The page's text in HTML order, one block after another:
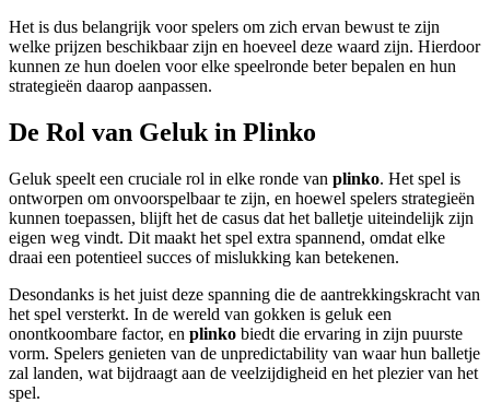
Het is dus belangrijk voor spelers om zich ervan bewust te zijn
welke prijzen beschikbaar zijn en hoeveel deze waard zijn. Hierdoor
kunnen ze hun doelen voor elke speelronde beter bepalen en hun
strategieën daarop aanpassen.
De Rol van Geluk in Plinko
Geluk speelt een cruciale rol in elke ronde van plinko. Het spel is
ontworpen om onvoorspelbaar te zijn, en hoewel spelers strategieën
kunnen toepassen, blijft het de casus dat het balletje uiteindelijk zijn
eigen weg vindt. Dit maakt het spel extra spannend, omdat elke
draai een potentieel succes of mislukking kan betekenen.
Desondanks is het juist deze spanning die de aantrekkingskracht van
het spel versterkt. In de wereld van gokken is geluk een
onontkoombare factor, en plinko biedt die ervaring in zijn puurste
vorm. Spelers genieten van de unpredictability van waar hun balletje
zal landen, wat bijdraagt aan de veelzijdigheid en het plezier van het
spel.